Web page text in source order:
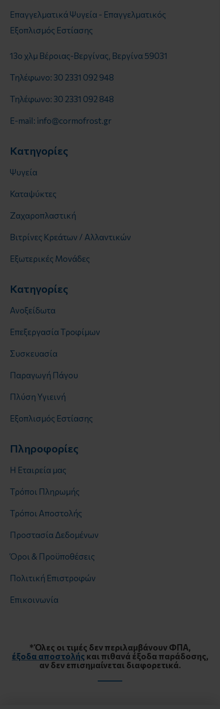
Επαγγελματικά Ψυγεία - Επαγγελματικός
Εξοπλισμός Εστίασης
13o χλμ Βέροιας-Βεργίνας, Βεργίνα 59031
Τηλέφωνο: 30 2331 092 948
Τηλέφωνο: 30 2331 092 848
E-mail: info@cormofrost.gr
Κατηγορίες
Ψυγεία
Καταψύκτες
Ζαχαροπλαστική
Βιτρίνες Κρεάτων / Αλλαντικών
Εξωτερικές Μονάδες
Κατηγορίες
Ανοξείδωτα
Επεξεργασία Τροφίμων
Συσκευασία
Παραγωγή Πάγου
Πλύση Υγιεινή
Εξοπλισμός Εστίασης
Πληροφορίες
Η Εταιρεία μας
Τρόποι Πληρωμής
Τρόποι Αποστολής
Προστασία Δεδομένων
Όροι & Προϋποθέσεις
Πολιτική Επιστροφών
Επικοινωνία
* Όλες οι τιμές δεν περιλαμβάνουν ΦΠΑ,
έξοδα αποστολής και πιθανά έξοδα παράδοσης,
αν δεν επισημαίνεται διαφορετικά.